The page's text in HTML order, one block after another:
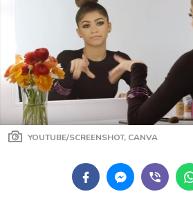
YOUTUBE/SCREENSHOT, CANVA